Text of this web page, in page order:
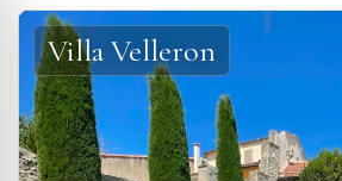
Villa Velleron